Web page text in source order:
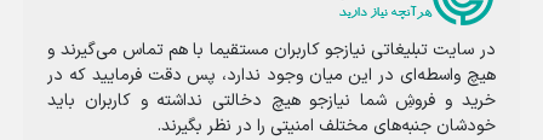
در سایت تبلیغاتی نیازجو کاربران مستقیما با هم تماس می‌گیرند و
هیچ واسطه‌ای در این میان وجود ندارد، پس دقت فرمایید که در
خرید و فروشِ شما نیازجو هیچ دخالتی نداشته و کاربران باید
خودشان جنبه‌های مختلف امنیتی را در نظر بگیرند.